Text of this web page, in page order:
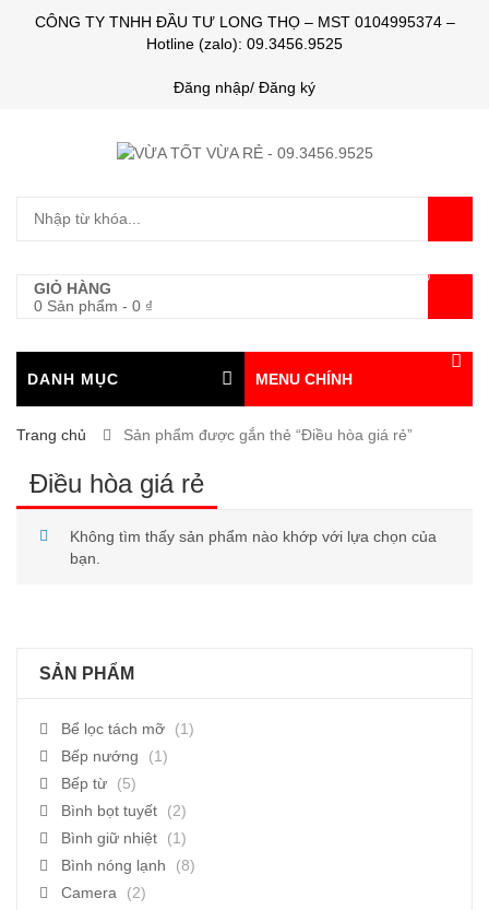
CÔNG TY TNHH ĐẦU TƯ LONG THỌ – MST 0104995374 –
Hotline (zalo): 09.3456.9525
Đăng nhập/ Đăng ký
GIỎ HÀNG
0 Sản phẩm - 0 ₫
0
DANH MỤC MENU CHÍNH
Trang chủ Sản phẩm được gắn thẻ “Điều hòa giá rẻ”
Điều hòa giá rẻ
Không tìm thấy sản phẩm nào khớp với lựa chọn của
bạn.
SẢN PHẨM
Bể lọc tách mỡ
(1)
Bếp nướng
(1)
Bếp từ
(5)
Bình bọt tuyết
(2)
Bình giữ nhiệt
(1)
Bình nóng lạnh
(8)
Camera
(2)